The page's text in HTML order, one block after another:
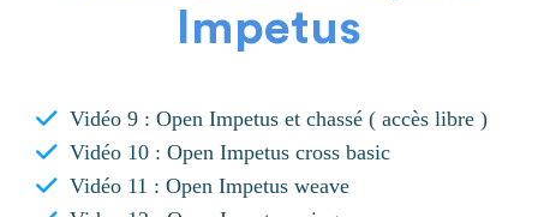
Impetus
Vidéo 9 : Open Impetus et chassé ( accès libre )
Vidéo 10 : Open Impetus cross basic
Vidéo 11 : Open Impetus weave